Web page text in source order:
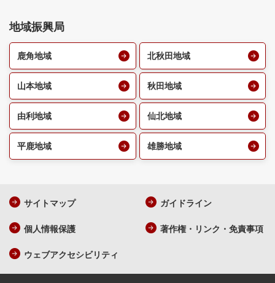
地域振興局
鹿角地域 北秋田地域
山本地域 秋田地域
由利地域 仙北地域
平鹿地域 雄勝地域
サイトマップ ガイドライン
個人情報保護 著作権・リンク・免責事項
ウェブアクセシビリティ